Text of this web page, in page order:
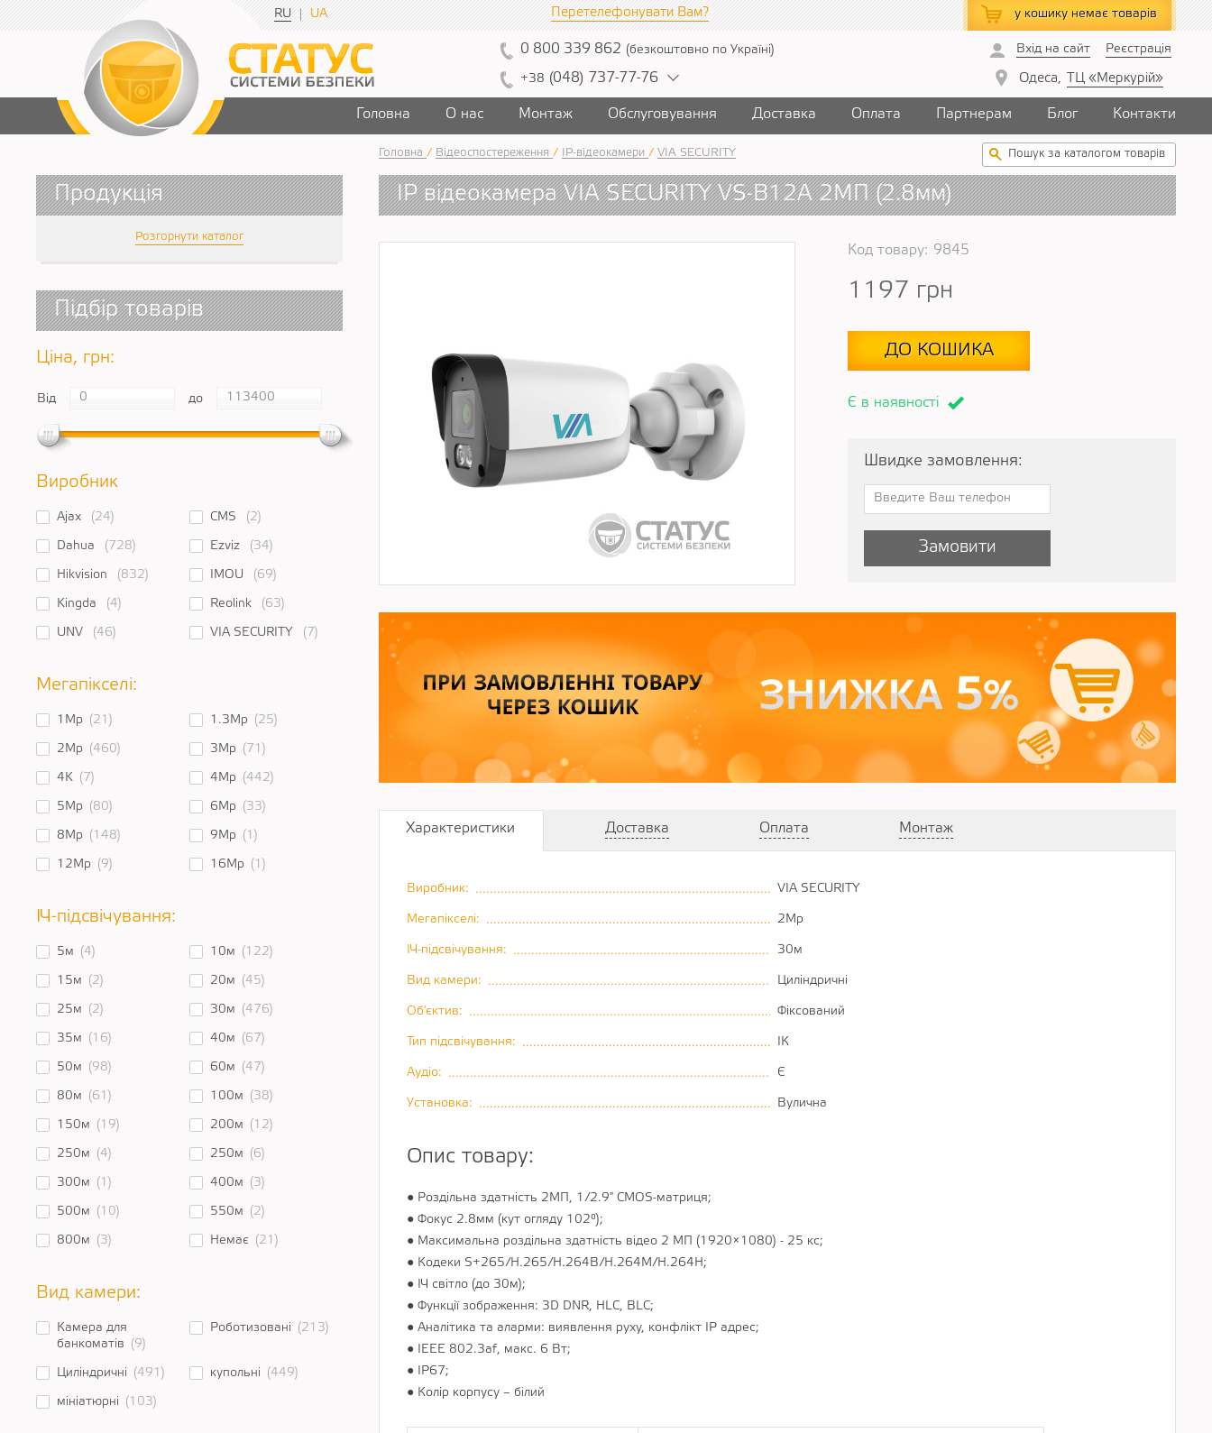
у кошику немає товарів
RU UA Перетелефонувати Вам?
0 800 339 862 (безкоштовно по Україні)
+38 (048) 737-7 7-76
Вхід на сайт Реєстрація
Одеса, ТЦ «Меркурій»
Головна О нас Монтаж Обслуговування Доставка Оплата Партнерам Блог Контакти
Продукція
Розгорнути каталог
Підбір товарів
Ціна, грн:
Від до
Виробник
Ajax (24) CMS (2)
Dahua (728) Ezviz (34)
Hikvision (832) IMOU (69)
Kingda (4) Reolink (63)
UNV (46) VIA SECURITY (7)
Мегапікселі:
1Mp (21) 1.3Mp (25)
2Mp (460) 3Mp (71)
4K (7) 4Mp (442)
5Mp (80) 6Mp (33)
8Mp (148) 9Mp (1)
12Mp (9) 16Mp (1)
ІЧ-підсвічування:
5м (4) 10м (122)
15м (2) 20м (45)
25м (2) 30м (476)
35м (16) 40м (67)
50м (98) 60м (47)
80м (61) 100м (38)
150м (19) 200м (12)
250м (4) 250м (6)
300м (1) 400м (3)
500м (10) 550м (2)
800м (3) Немає (21)
Вид камери:
Камера для
банкоматів
(9)
Роботизовані (213)
Циліндричні (491) купольні (449)
мініатюрні (103)
Головна / Відеоспостереження / IP-відеокамери / VIA SECURITY
IP відеокамера VIA SECURITY VS-B12A 2МП (2.8мм)
Код товару: 9845
1197 грн
ДО КОШИКА
Є в наявності
Швидке замовлення:
Замовити
Характеристики Доставка Оплата Монтаж
Виробник: VIA SECURITY
Мегапікселі: 2Mp
ІЧ-підсвічування: 30м
Вид камери: Циліндричні
Об'єктив: Фіксований
Тип підсвічування: ІК
Аудіо: Є
Установка: Вулична
Опис товару:
● Роздільна здатність 2МП, 1/2.9" CMOS-матриця;
● Фокус 2.8мм (кут огляду 102°);
● Максимальна роздільна здатність відео 2 МП (1920×1080) - 25 кс;
● Кодеки S+265/H.265/H.264B/H.264M/H.264H;
● ІЧ світло (до 30м);
● Функції зображення: 3D DNR, HLC, BLC;
● Аналітика та аларми: виявлення руху, конфлікт IP адрес;
● IEEE 802.3af, макс. 6 Вт;
● IP67;
● Колір корпусу – білий